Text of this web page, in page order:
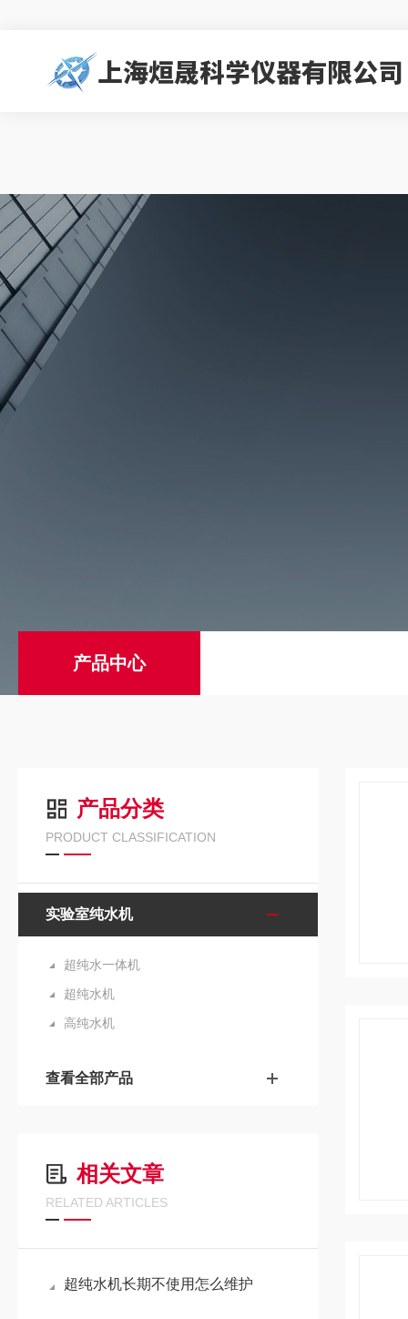
产品中心
产品分类
PRODUCT CLASSIFICATION
实验室纯水机
超纯水一体机
超纯水机
高纯水机
查看全部产品
相关文章
RELATED ARTICLES
超纯水机长期不使用怎么维护